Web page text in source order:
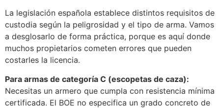
La legislación española establece distintos requisitos de
custodia según la peligrosidad y el tipo de arma. Vamos
a desglosarlo de forma práctica, porque es aquí donde
muchos propietarios cometen errores que pueden
costarles la licencia.
Para armas de categoría C (escopetas de caza):
Necesitas un armero que cumpla con resistencia mínima
certificada. El BOE no especifica un grado concreto de